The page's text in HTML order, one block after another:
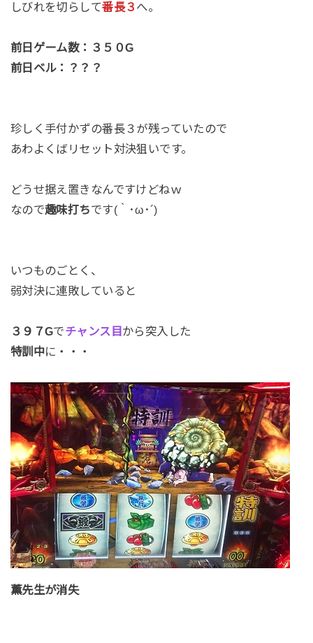
しびれを切らして番長３ へ。
前日ゲーム数：３５０G
前日ベル：？？？
珍しく手付かずの番長３が残っていたので
あわよくばリセット対決狙いです。
どうせ据え置きなんですけどねｗ
なので趣味打ちです(｀･ω･´)
いつものごとく、
弱対決に連敗していると
３９７Gでチャンス目 から突入した
特訓中に・・・
薫先生が消失